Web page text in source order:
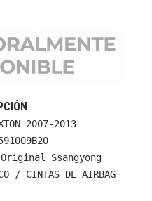
2007-2013
Ssangyong
/ CINTAS DE AIRBAG